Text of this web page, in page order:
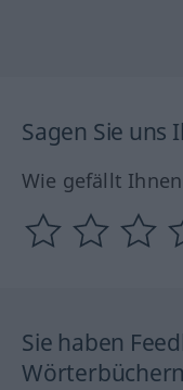
Sagen Sie uns
Wie gefällt
Sie haben